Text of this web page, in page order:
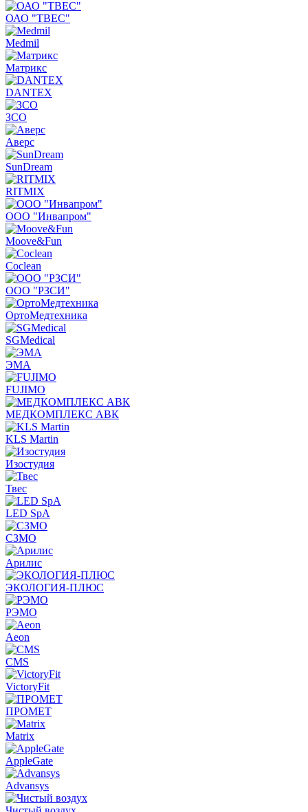
ОАО "ТВЕС"
Medmil
Матрикс
DANTEX
ЗСО
Аверс
SunDream
RITMIX
ООО "Инвапром"
Moove&Fun
Coclean
ООО "РЗСИ"
ОртоМедтехника
SGMedical
ЭМА
FUJIMO
МЕДКОМПЛЕКС АВК
KLS Martin
Изостудия
Твес
LED SpA
СЗМО
Арилис
ЭКОЛОГИЯ-ПЛЮС
РЭМО
Aeon
CMS
VictoryFit
ПРОМЕТ
Matrix
AppleGate
Advansys